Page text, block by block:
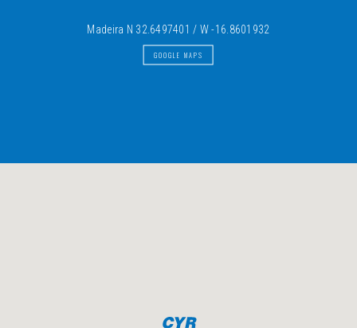
Madeira N 32.6497401 / W -16.8601932
GOOGLE MAPS